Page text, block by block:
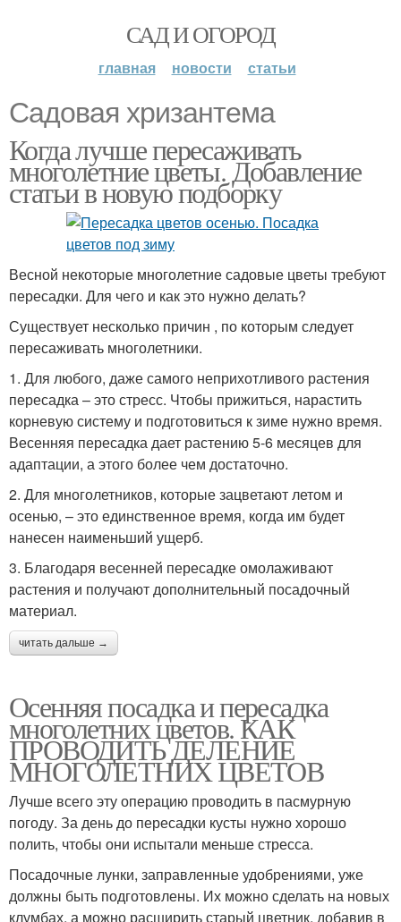
САД И ОГОРОД
главная новости статьи
Садовая хризантема
Когда лучше пересаживать
многолетние цветы. Добавление
статьи в новую подборку
Весной некоторые многолетние садовые цветы требуют
пересадки. Для чего и как это нужно делать?
Существует несколько причин , по которым следует
пересаживать многолетники.
1. Для любого, даже самого неприхотливого растения
пересадка – это стресс. Чтобы прижиться, нарастить
корневую систему и подготовиться к зиме нужно время.
Весенняя пересадка дает растению 5-6 месяцев для
адаптации, а этого более чем достаточно.
2. Для многолетников, которые зацветают летом и
осенью, – это единственное время, когда им будет
нанесен наименьший ущерб.
3. Благодаря весенней пересадке омолаживают
растения и получают дополнительный посадочный
материал.
читать дальше →
Осенняя посадка и пересадка
многолетних цветов. КАК
ПРОВОДИТЬ ДЕЛЕНИЕ
МНОГОЛЕТНИХ ЦВЕТОВ
Лучше всего эту операцию проводить в пасмурную
погоду. За день до пересадки кусты нужно хорошо
полить, чтобы они испытали меньше стресса.
Посадочные лунки, заправленные удобрениями, уже
должны быть подготовлены. Их можно сделать на новых
клумбах, а можно расширить старый цветник, добавив в